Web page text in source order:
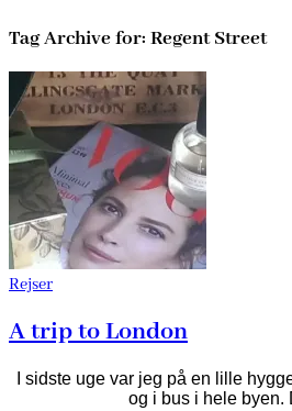
Tag Archive for: Regent Street
Rejser
A trip to London
I sidste uge var jeg på en lille
og i bus i hele byen.